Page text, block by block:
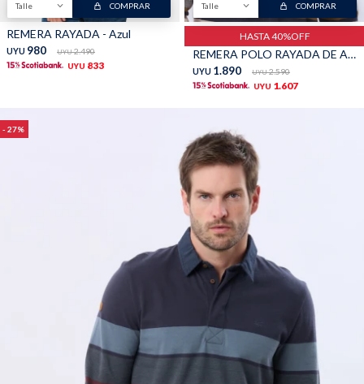
Talle COMPRAR
REMERA RAYADA - Azul
UYU 980 UYU 2.490
UYU 833
Talle COMPRAR
HASTA 40%OFF
REMERA POLO RAYADA DE ALGODÓN - Beige
UYU 1.890 UYU 2.590
UYU 1.607
27
TALLES GRANDES Uniformes empresariales
Quiero ser parte Canjear mis puntos
Envíos, cambios y devoluciones
Trabaja con nosotros